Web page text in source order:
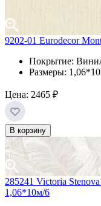
9202-01 Eurodecor
Покрытие:
Размеры:
Цена: 2465 ₽
В корзину
285241 Victoria
1,06*10м/6